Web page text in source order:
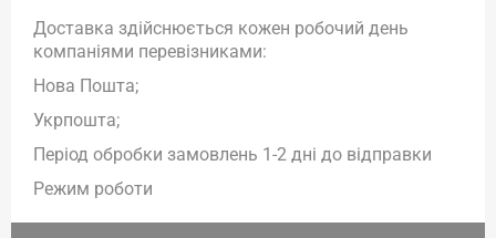
Доставка здійснюється кожен робочий день
компаніями перевізниками:
Нова Пошта;
Укрпошта;
Період обробки замовлень 1-2 дні до відправки
Режим роботи